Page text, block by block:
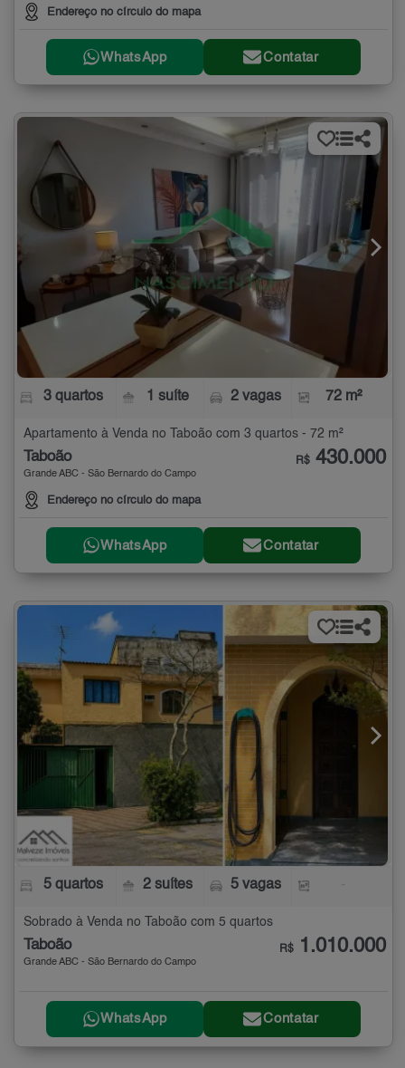
Endereço no círculo do mapa
WhatsApp Contatar
3 quartos 1 suíte 2 vagas 72 m²
Apartamento à Venda no Taboão com 3 quartos - 72 m²
Taboão
Grande ABC - São Bernardo do Campo
Endereço no círculo do mapa
R$ 430.000
WhatsApp Contatar
5 quartos 2 suítes 5 vagas
Sobrado à Venda no Taboão com 5 quartos
Taboão
Grande ABC - São Bernardo do Campo
R$ 1.010.000
WhatsApp Contatar